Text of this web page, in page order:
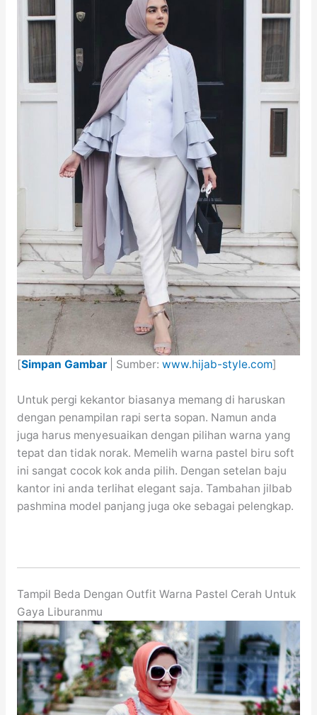
[Simpan Gambar| Sumber: www.hijab-style.com]
Untuk pergi kekantor biasanya memang di haruskan
dengan penampilan rapi serta sopan. Namun anda
juga harus menyesuaikan dengan pilihan warna yang
tepat dan tidak norak. Memelih warna pastel biru soft
ini sangat cocok kok anda pilih. Dengan setelan baju
kantor ini anda terlihat elegant saja. Tambahan jilbab
pashmina model panjang juga oke sebagai pelengkap.
Tampil Beda Dengan Outfit Warna Pastel Cerah Untuk
Gaya Liburanmu